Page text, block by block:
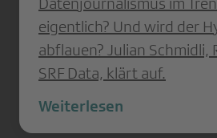
eigentlich? Und wird der
abflauen? Julian Schmidli,
SRF Data, klärt auf.
Weiterlesen